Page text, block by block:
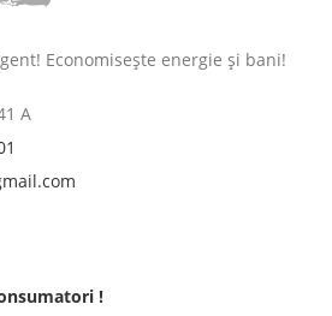
Economisește energie și bani!
A
!